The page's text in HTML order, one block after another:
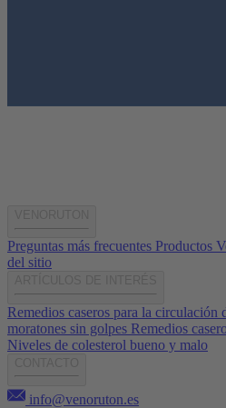
Preguntas más frecuentes Productos
del sitio
Remedios caseros para la circulación
moratones sin golpes Remedios
Niveles de colesterol bueno y malo
info@venoruton.es